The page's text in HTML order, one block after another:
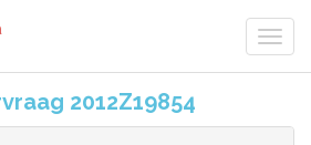
2012Z19854